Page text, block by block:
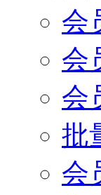
会
会
会
批
会